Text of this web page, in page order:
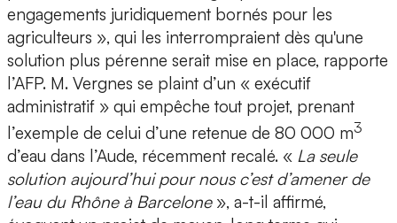
engagements juridiquement bornés pour les
agriculteurs », qui les interrompraient dès qu'une
solution plus pérenne serait mise en place, rapporte
l’AFP. M. Vergnes se plaint d’un « exécutif
administratif » qui empêche tout projet, prenant
l’exemple de celui d’une retenue de 80 000 m3
d’eau dans l’Aude, récemment recalé. « La seule
solution aujourd’hui pour nous c’est d’amener de
l’eau du Rhône à Barcelone », a-t-il affirmé,